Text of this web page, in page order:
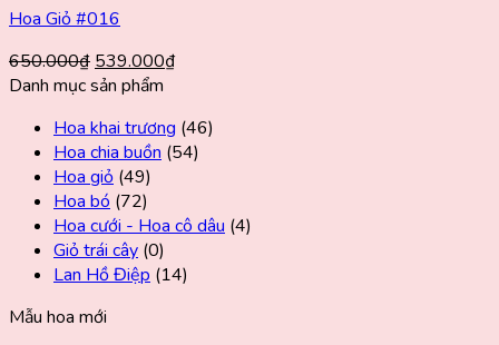
Hoa Giỏ #016
650.000₫ Giá
gốc
650.000₫.
539.000₫Giá
là:
539.000₫.
Danh mục sản phẩm
Hoa khai trương (46)
Hoa chia buồn (54)
Hoa giỏ (49)
Hoa bó (72)
Hoa cưới - Hoa cô dâu (4)
Giỏ trái cây (0)
Lan Hồ Điệp (14)
Mẫu hoa mới